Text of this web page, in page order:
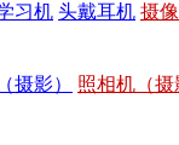
习机 头戴耳机 摄
摄影） 照相机（摄